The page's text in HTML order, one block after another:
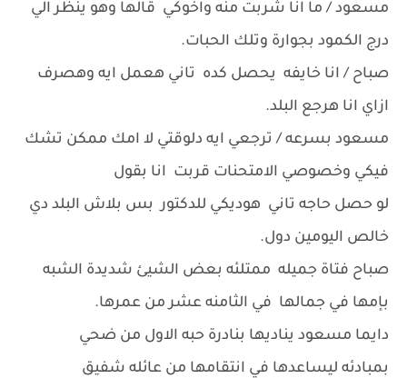
مسعود / ما انا شربت منه واخوكي قالها وهو ينظر الي
درج الكمود بجوارة وتلك الحبات.
صباح / انا خايفه يحصل كده تاني هعمل ايه وهصرف
ازاي انا هرجع البلد.
مسعود بسرعه / ترجعي ايه دلوقتي لا امك ممكن تشك
فيكي وخصوصي الامتحنات قربت انا بقول
لو حصل حاجه تاني هوديكي للدكتور بس بلاش البلد دي
خالص اليومين دول.
صباح فتاة جميله ممتلئه بعض الشيئ شديدة الشبه
بإمها في جمالها في الثامنه عشر من عمرها.
دايما مسعود يناديها بنادرة حبه الاول من ضحي
بمبادئه ليساعدها في انتقامها من عائله شفيق